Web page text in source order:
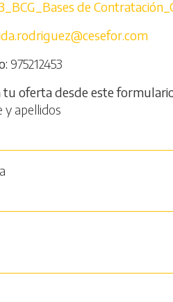
de
975212453
oferta desde este
y apellidos